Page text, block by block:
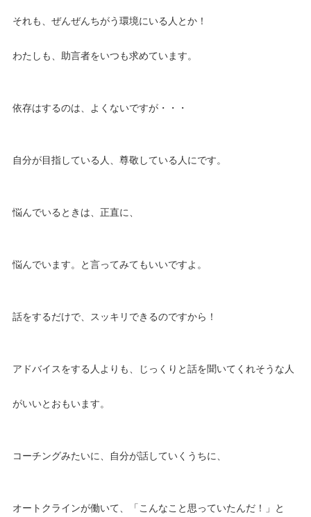
それも、ぜんぜんちがう環境にいる人とか！
わたしも、助言者をいつも求めています。
依存はするのは、よくないですが・・・
自分が目指している人、尊敬している人にです。
悩んでいるときは、正直に、
悩んでいます。と言ってみてもいいですよ。
話をするだけで、スッキリできるのですから！
アドバイスをする人よりも、じっくりと話を聞いてくれそうな人
がいいとおもいます。
コーチングみたいに、自分が話していくうちに、
オートクラインが働いて、「こんなこと思っていたんだ！」と